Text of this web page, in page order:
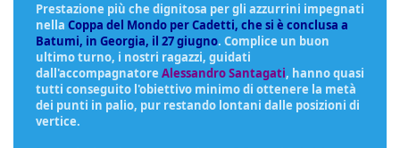
Prestazione più che dignitosa per gli azzurrini impegnati
nella Coppa del Mondo per Cadetti, che si è conclusa a
Batumi, in Georgia, il 27 giugno. Complice un buon
ultimo turno, i nostri ragazzi, guidati
dall'accompagnatore Alessandro Santagati, hanno quasi
tutti conseguito l'obiettivo minimo di ottenere la metà
dei punti in palio, pur restando lontani dalle posizioni di
vertice.